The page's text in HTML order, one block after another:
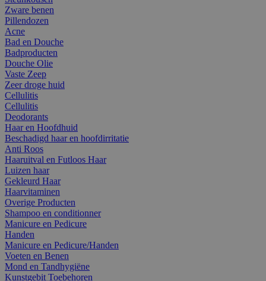
Zware benen
Pillendozen
Acne
Bad en Douche
Badproducten
Douche Olie
Vaste Zeep
Zeer droge huid
Cellulitis
Cellulitis
Deodorants
Haar en Hoofdhuid
Beschadigd haar en hoofdirritatie
Anti Roos
Haaruitval en Futloos Haar
Luizen haar
Gekleurd Haar
Haarvitaminen
Overige Producten
Shampoo en conditionner
Manicure en Pedicure
Handen
Manicure en Pedicure/Handen
Voeten en Benen
Mond en Tandhygiëne
Kunstgebit Toebehoren